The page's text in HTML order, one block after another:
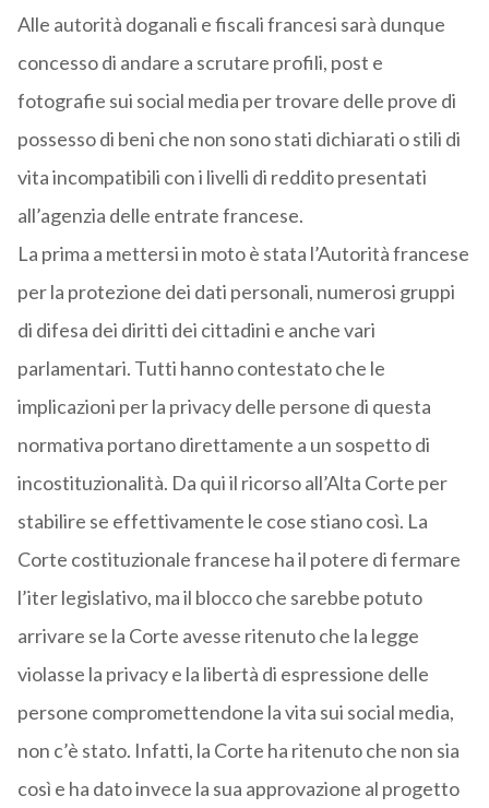
Alle autorità doganali e fiscali francesi sarà dunque
concesso di andare a scrutare profili, post e
fotografie sui social media per trovare delle prove di
possesso di beni che non sono stati dichiarati o stili di
vita incompatibili con i livelli di reddito presentati
all’agenzia delle entrate francese.
La prima a mettersi in moto è stata l’Autorità francese
per la protezione dei dati personali, numerosi gruppi
di difesa dei diritti dei cittadini e anche vari
parlamentari. Tutti hanno contestato che le
implicazioni per la privacy delle persone di questa
normativa portano direttamente a un sospetto di
incostituzionalità. Da qui il ricorso all’Alta Corte per
stabilire se effettivamente le cose stiano così. La
Corte costituzionale francese ha il potere di fermare
l’iter legislativo, ma il blocco che sarebbe potuto
arrivare se la Corte avesse ritenuto che la legge
violasse la privacy e la libertà di espressione delle
persone compromettendone la vita sui social media,
non c’è stato. Infatti, la Corte ha ritenuto che non sia
così e ha dato invece la sua approvazione al progetto